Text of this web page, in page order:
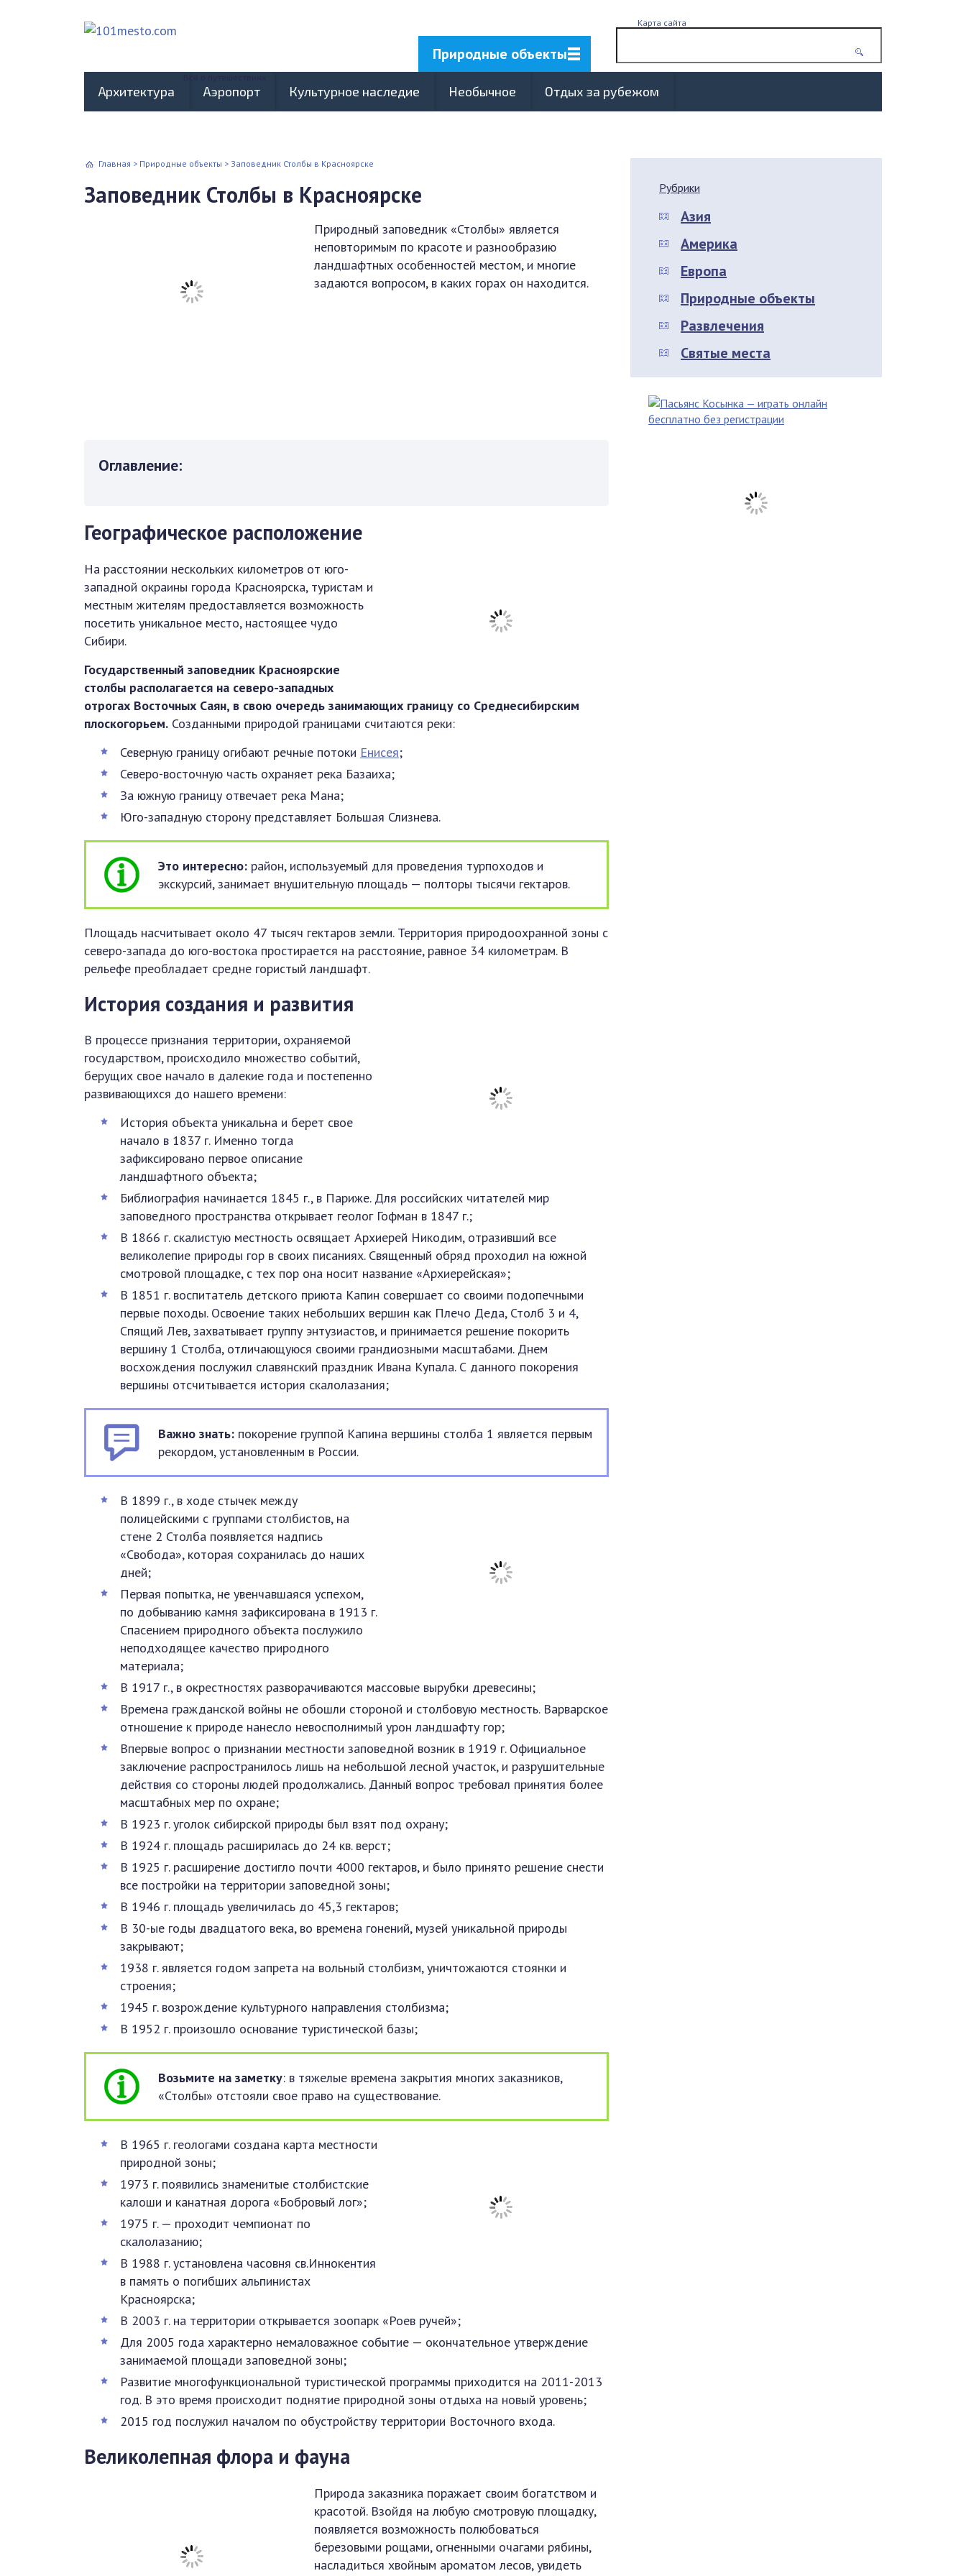
Природные объекты
Карта сайта
Архитектура Аэропорт Культурное наследие Необычное Отдых за рубежом
Главная > Природные объекты > Заповедник Столбы в Красноярске
Заповедник Столбы в Красноярске
Природный заповедник «Столбы» является
неповторимым по красоте и разнообразию
ландшафтных особенностей местом, и многие
задаются вопросом, в каких горах он находится.
Оглавление:
Географическое расположение
На расстоянии нескольких километров от юго-
западной окраины города Красноярска, туристам и
местным жителям предоставляется возможность
посетить уникальное место, настоящее чудо
Сибири.
Государственный заповедник Красноярские
столбы располагается на северо-западных
отрогах Восточных Саян, в свою очередь занимающих границу со Среднесибирским
плоскогорьем. Созданными природой границами считаются реки:
Северную границу огибают речные потоки Енисея;
Северо-восточную часть охраняет река Базаиха;
За южную границу отвечает река Мана;
Юго-западную сторону представляет Большая Слизнева.
Это интересно: район, используемый для проведения турпоходов и
экскурсий, занимает внушительную площадь — полторы тысячи гектаров.
Площадь насчитывает около 47 тысяч гектаров земли. Территория природоохранной зоны с
северо-запада до юго-востока простирается на расстояние, равное 34 километрам. В
рельефе преобладает средне гористый ландшафт.
История создания и развития
В процессе признания территории, охраняемой
государством, происходило множество событий,
берущих свое начало в далекие года и постепенно
развивающихся до нашего времени:
История объекта уникальна и берет свое
начало в 1837 г. Именно тогда
зафиксировано первое описание
ландшафтного объекта;
Библиография начинается 1845 г., в Париже. Для российских читателей мир
заповедного пространства открывает геолог Гофман в 1847 г.;
В 1866 г. скалистую местность освящает Архиерей Никодим, отразивший все
великолепие природы гор в своих писаниях. Священный обряд проходил на южной
смотровой площадке, с тех пор она носит название «Архиерейская»;
В 1851 г. воспитатель детского приюта Капин совершает со своими подопечными
первые походы. Освоение таких небольших вершин как Плечо Деда, Столб 3 и 4,
Спящий Лев, захватывает группу энтузиастов, и принимается решение покорить
вершину 1 Столба, отличающуюся своими грандиозными масштабами. Днем
восхождения послужил славянский праздник Ивана Купала. С данного покорения
вершины отсчитывается история скалолазания;
Важно знать: покорение группой Капина вершины столба 1 является первым
рекордом, установленным в России.
В 1899 г., в ходе стычек между
полицейскими с группами столбистов, на
стене 2 Столба появляется надпись
«Свобода», которая сохранилась до наших
дней;
Первая попытка, не увенчавшаяся успехом,
по добыванию камня зафиксирована в 1913 г.
Спасением природного объекта послужило
неподходящее качество природного
материала;
В 1917 г., в окрестностях разворачиваются массовые вырубки древесины;
Времена гражданской войны не обошли стороной и столбовую местность. Варварское
отношение к природе нанесло невосполнимый урон ландшафту гор;
Впервые вопрос о признании местности заповедной возник в 1919 г. Официальное
заключение распространилось лишь на небольшой лесной участок, и разрушительные
действия со стороны людей продолжались. Данный вопрос требовал принятия более
масштабных мер по охране;
В 1923 г. уголок сибирской природы был взят под охрану;
В 1924 г. площадь расширилась до 24 кв. верст;
В 1925 г. расширение достигло почти 4000 гектаров, и было принято решение снести
все постройки на территории заповедной зоны;
В 1946 г. площадь увеличилась до 45,3 гектаров;
В 30-ые годы двадцатого века, во времена гонений, музей уникальной природы
закрывают;
1938 г. является годом запрета на вольный столбизм, уничтожаются стоянки и
строения;
1945 г. возрождение культурного направления столбизма;
В 1952 г. произошло основание туристической базы;
Возьмите на заметку: в тяжелые времена закрытия многих заказников,
«Столбы» отстояли свое право на существование.
В 1965 г. геологами создана карта местности
природной зоны;
1973 г. появились знаменитые столбистские
калоши и канатная дорога «Бобровый лог»;
1975 г. — проходит чемпионат по
скалолазанию;
В 1988 г. установлена часовня св.Иннокентия
в память о погибших альпинистах
Красноярска;
В 2003 г. на территории открывается зоопарк «Роев ручей»;
Для 2005 года характерно немаловажное событие — окончательное утверждение
занимаемой площади заповедной зоны;
Развитие многофункциональной туристической программы приходится на 2011-2013
год. В это время происходит поднятие природной зоны отдыха на новый уровень;
2015 год послужил началом по обустройству территории Восточного входа.
Великолепная флора и фауна
Природа заказника поражает своим богатством и
красотой. Взойдя на любую смотровую площадку,
появляется возможность полюбоваться
березовыми рощами, огненными очагами рябины,
насладиться хвойным ароматом лесов, увидеть
Рубрики
Азия
Америка
Европа
Природные объекты
Развлечения
Святые места